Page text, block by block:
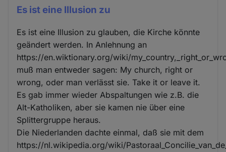
Es ist eine Illusion zu
Es ist eine Illusion zu glauben, die Kirche könnte
geändert werden. In Anlehnung an
https://en.wiktionary.org/wiki/
muß man entweder sagen: My church, right or
wrong, oder man verlässt sie. Take it or leave it.
Es gab immer wieder Abspaltungen wie z.B. die
Alt-Katholiken, aber sie kamen nie über eine
Splittergruppe heraus.
Die Niederlanden dachte einmal, daß sie mit dem
https://nl.wikipedia.org/wiki/